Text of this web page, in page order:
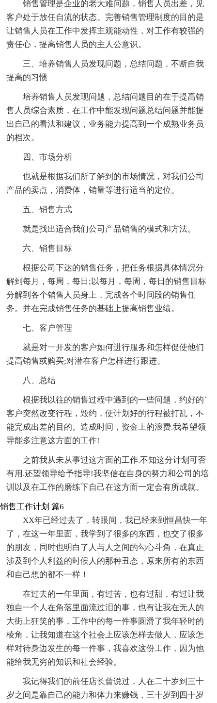
销售管理是企业的老大难问题，销售人员出差，见
客户处于放任自流的状态。完善销售管理制度的目的是
让销售人员在工作中发挥主观能动性，对工作有较强的
责任心，提高销售人员的主人公意识。
三、培养销售人员发现问题，总结问题，不断自我
提高的习惯
培养销售人员发现问题，总结问题目的在于提高销
售人员综合素质，在工作中能发现问题总结问题并能提
出自己的看法和建议，业务能力提高到一个成熟业务员
的档次。
四、市场分析
也就是根据我们所了解到的市场情况，对我们公司
产品的卖点，消费体，销量等进行适当的定位。
五、销售方式
就是找出适合我们公司产品销售的模式和方法。
六、销售目标
根据公司下达的销售任务，把任务根据具体情况分
解到每月，每周，每日;以每月，每周，每日的销售目标
分解到各个销售人员身上，完成各个时间段的销售任
务。并在完成销售任务的基础上提高销售业绩。
七、客户管理
就是对一开发的客户如何进行服务和怎样促使他们
提高销售或购买;对潜在客户怎样进行跟进。
八、总结
根据我以往的销售过程中遇到的一些问题，约好的`
客户突然改变行程，毁约，使计划好的行程被打乱，不
能完成出差的目的。造成时间，资金上的浪费.我希望领
导能多注意这方面的工作!
之前我从未从事过这方面的工作.不知这分计划可否
有用.还望领导给予指导!我坚信在自身的努力和公司的培
训以及在工作的磨练下自己在这方面一定会有所成就。
销售工作计划 篇6
XX年已经过去了，转眼间，我已经来到恒昌快一年
了，在这一年里面，我学到了很多的东西，也交了很多
的朋友，同时也明白了人与人之间的勾心斗角，在真正
涉及到个人利益的时候人的那种丑态，原来所有的东西
和自己想的都不一样！
在过去的一年里面，有过苦，也有过甜，有过让我
独自一个人在角落里面流过泪的事，也有让我在无人的
大街上狂笑的事，工作中的每一件事圆滑了我年轻时的
棱角，让我知道在这个社会上应该怎样去做人，应该怎
样对待身边发生的每一件事，我喜欢这份工作，因为他
能给我无穷的知识和社会经验。
我记得我们的前任店长曾说过，人在二十岁到三十
岁之间是靠自己的能力和体力来赚钱，三十岁到四十岁